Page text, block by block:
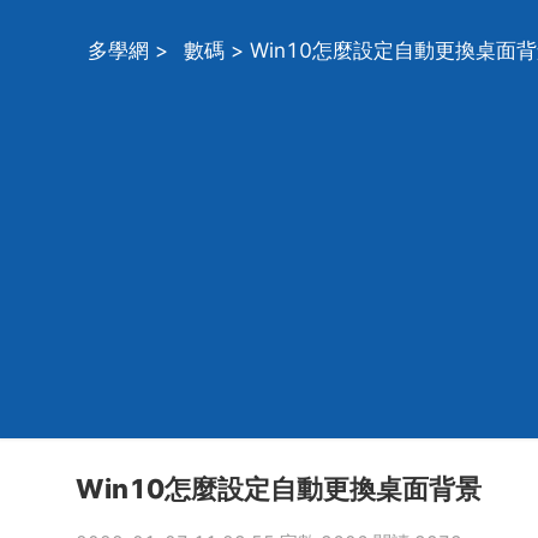
多學網 > 數碼 > Win10怎麼設定自動更換桌面
Win10怎麼設定自動更換桌面背景